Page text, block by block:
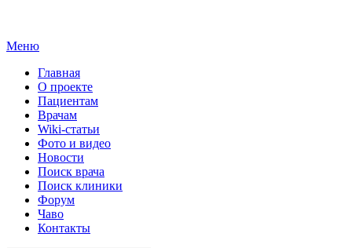
Меню
Главная
О проекте
Пациентам
Врачам
Wiki-статьи
Фото и видео
Новости
Поиск врача
Поиск клиники
Форум
Чаво
Контакты